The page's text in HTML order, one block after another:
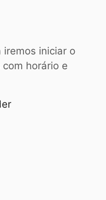
s
e
iremos iniciar o
horário e